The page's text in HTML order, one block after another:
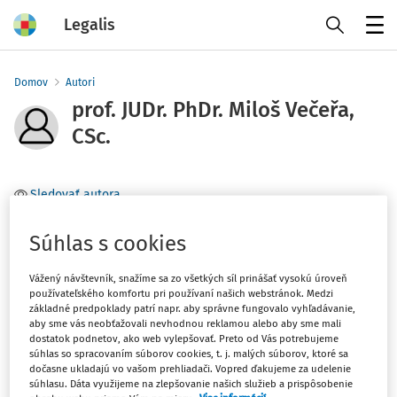
Legalis
Domov Autori
prof. JUDr. PhDr. Miloš Večeřa,
CSc.
Sledovať autora
Filter
Počet vyhľadaných dokumentov:1
Zoradiť podľa:
Najnovšie
Najstaršie
Súhlas s cookies
Vážený návštevník, snažíme sa zo všetkých síl prinášať vysokú úroveň
používateľského komfortu pri používaní našich webstránok. Medzi
základné predpoklady patrí napr. aby správne fungovalo vyhľadávanie,
aby sme vás neobťažovali nevhodnou reklamou alebo aby sme mali
dostatok podnetov, ako web vylepšovať. Preto od Vás potrebujeme
súhlas so spracovaním súborov cookies, t. j. malých súborov, ktoré sa
dočasne ukladajú vo vašom prehliadači. Vopred ďakujeme za udelenie
súhlasu. Dáta využijeme na zlepšovanie našich služieb a prispôsobenie